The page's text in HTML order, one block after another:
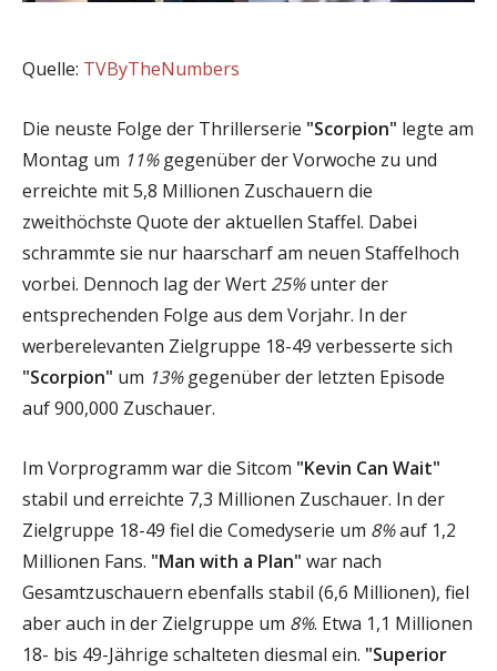
Quelle: TVByTheNumbers
Die neuste Folge der Thrillerserie "Scorpion" legte am
Montag um 11%gegenüber der Vorwoche zu und
erreichte mit 5,8 Millionen Zuschauern die
zweithöchste Quote der aktuellen Staffel. Dabei
schrammte sie nur haarscharf am neuen Staffelhoch
vorbei. Dennoch lag der Wert 25%unter der
entsprechenden Folge aus dem Vorjahr. In der
werberelevanten Zielgruppe 18-49 verbesserte sich
"Scorpion" um 13%gegenüber der letzten Episode
auf 900,000 Zuschauer.
Im Vorprogramm war die Sitcom "Kevin Can Wait"
stabil und erreichte 7,3 Millionen Zuschauer. In der
Zielgruppe 18-49 fiel die Comedyserie um 8%auf 1,2
Millionen Fans. "Man with a Plan" war nach
Gesamtzuschauern ebenfalls stabil (6,6 Millionen), fiel
aber auch in der Zielgruppe um 8%. Etwa 1,1 Millionen
18- bis 49-Jährige schalteten diesmal ein. "Superior